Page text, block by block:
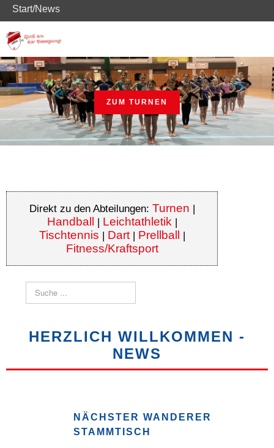
ZUM TURNEN
Direkt zu den Abteilungen: Turnen
Handball Leichtathletik|
Tischtennis Dart Prellball
Fitness/Kraftsport
HERZLICH WILLKOMMEN -
NEWS
NÄCHSTER WANDERER
STAMMTISCH
Start/News